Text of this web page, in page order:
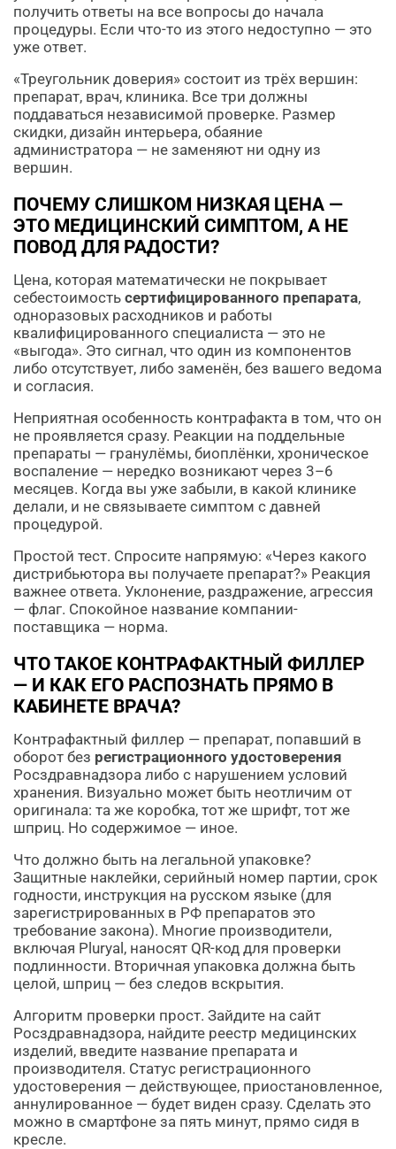
получить ответы на все вопросы до начала
процедуры. Если что-то из этого недоступно — это
уже ответ.
«Треугольник доверия» состоит из трёх вершин:
препарат, врач, клиника. Все три должны
поддаваться независимой проверке. Размер
скидки, дизайн интерьера, обаяние
администратора — не заменяют ни одну из
вершин.
ПОЧЕМУ СЛИШКОМ НИЗКАЯ ЦЕНА —
ЭТО МЕДИЦИНСКИЙ СИМПТОМ, А НЕ
ПОВОД ДЛЯ РАДОСТИ?
Цена, которая математически не покрывает
себестоимость сертифицированного препарата,
одноразовых расходников и работы
квалифицированного специалиста — это не
«выгода». Это сигнал, что один из компонентов
либо отсутствует, либо заменён, без вашего ведома
и согласия.
Неприятная особенность контрафакта в том, что он
не проявляется сразу. Реакции на поддельные
препараты — гранулёмы, биоплёнки, хроническое
воспаление — нередко возникают через 3–6
месяцев. Когда вы уже забыли, в какой клинике
делали, и не связываете симптом с давней
процедурой.
Простой тест. Спросите напрямую: «Через какого
дистрибьютора вы получаете препарат?» Реакция
важнее ответа. Уклонение, раздражение, агрессия
— флаг. Спокойное название компании-
поставщика — норма.
ЧТО ТАКОЕ КОНТРАФАКТНЫЙ ФИЛЛЕР
— И КАК ЕГО РАСПОЗНАТЬ ПРЯМО В
КАБИНЕТЕ ВРАЧА?
Контрафактный филлер — препарат, попавший в
оборот без регистрационного удостоверения
Росздравнадзора либо с нарушением условий
хранения. Визуально может быть неотличим от
оригинала: та же коробка, тот же шрифт, тот же
шприц. Но содержимое — иное.
Что должно быть на легальной упаковке?
Защитные наклейки, серийный номер партии, срок
годности, инструкция на русском языке (для
зарегистрированных в РФ препаратов это
требование закона). Многие производители,
включая Pluryal, наносят QR-код для проверки
подлинности. Вторичная упаковка должна быть
целой, шприц — без следов вскрытия.
Алгоритм проверки прост. Зайдите на сайт
Росздравнадзора, найдите реестр медицинских
изделий, введите название препарата и
производителя. Статус регистрационного
удостоверения — действующее, приостановленное,
аннулированное — будет виден сразу. Сделать это
можно в смартфоне за пять минут, прямо сидя в
кресле.